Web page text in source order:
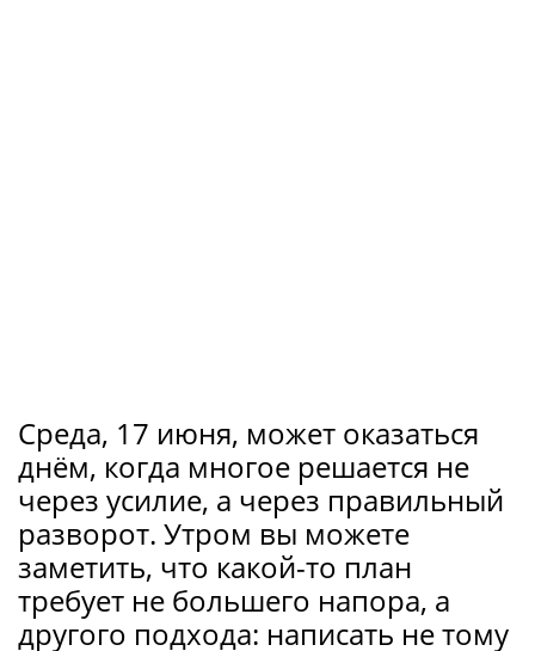
Среда, 17 июня, может оказаться
днём, когда многое решается не
через усилие, а через правильный
разворот. Утром вы можете
заметить, что какой-то план
требует не большего напора, а
другого подхода: написать не тому